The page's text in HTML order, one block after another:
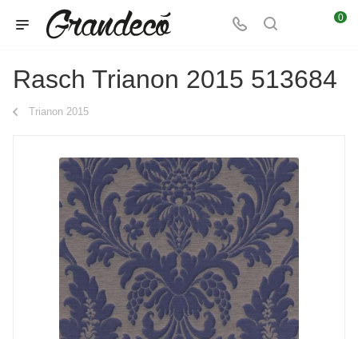
0
Rasch Trianon 2015 513684
Trianon 2015